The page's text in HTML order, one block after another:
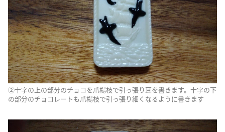
②十字の上の部分のチョコを爪楊枝で引っ張り耳を書きます。十字の下
の部分のチョコレートも爪楊枝で引っ張り細くなるように書きます